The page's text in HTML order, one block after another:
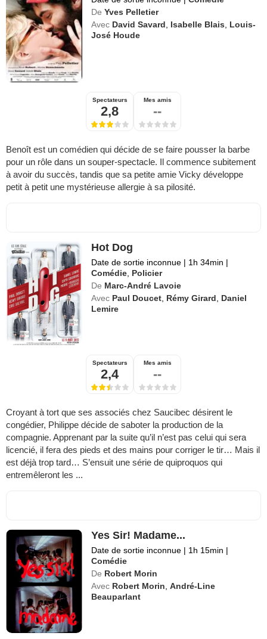
De Yves Pelletier
Avec David Savard Isabelle Blais
Louis-
José Houde
Spectateurs
2,8
Mes amis
--
Benoît est un comédien qui décide de se faire pousser la barbe
pour un rôle dans un souper-spectacle. Il commence subitement
à avoir du succès, tandis que sa petite amie Vicky développe
petit à petit une mystérieuse allergie à sa pilosité.
Hot Dog
Date de sortie inconnue | 1h 34min |
Comédie, Policier
De Marc-André Lavoie
Avec Paul Doucet, Rémy Girard, Daniel
Lemire
Spectateurs
2,4
Mes amis
--
Croyant à tort que ses associés chez Saucibec désirent le
congédier, Philippe décide de saboter la production de la
compagnie. Apprenant par la suite qu’il n’est pas celui qui sera
licencié, il fera des pieds et des mains pour corriger le tir… Mais il
est déjà trop tard… S’ensuit une série de quiproquos qui
entremêleront les ...
Yes Sir! Madame...
Date de sortie inconnue | 1h 15min |
Comédie
De Robert Morin
Avec Robert Morin ,André-Line
Beauparlant